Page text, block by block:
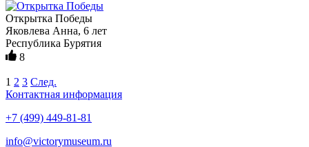
Открытка Победы
Яковлева Анна, 6 лет
Республика Бурятия
8
1 2 3 След.
Контактная информация
+7 (499) 449-81-81
info@victorymuseum.ru